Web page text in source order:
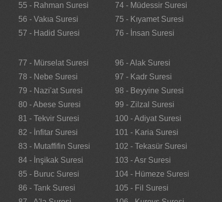
55 - Rahman Suresi
56 - Vakıa Suresi
57 - Hadid Suresi
74 - Müdessir Suresi
75 - Kıyamet Suresi
76 - İnsan Suresi
77 - Mürselat Suresi
78 - Nebe Suresi
79 - Nazi'at Suresi
80 - Abese Suresi
81 - Tekvir Suresi
82 - İnfitar Suresi
83 - Mutaffifin Suresi
84 - İnşikak Suresi
85 - Buruc Suresi
86 - Tarık Suresi
96 - Alak Suresi
97 - Kadr Suresi
98 - Beyyine Suresi
99 - Zilzal Suresi
100 - Adiyat Suresi
101 - Karia Suresi
102 - Tekasür Suresi
103 - Asr Suresi
104 - Hümeze Suresi
105 - Fil Suresi